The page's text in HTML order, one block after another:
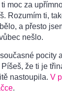
moc za
Rozumím ti,
a přesto
nešlo.
pocity
že ti je
nastoupila. V
.